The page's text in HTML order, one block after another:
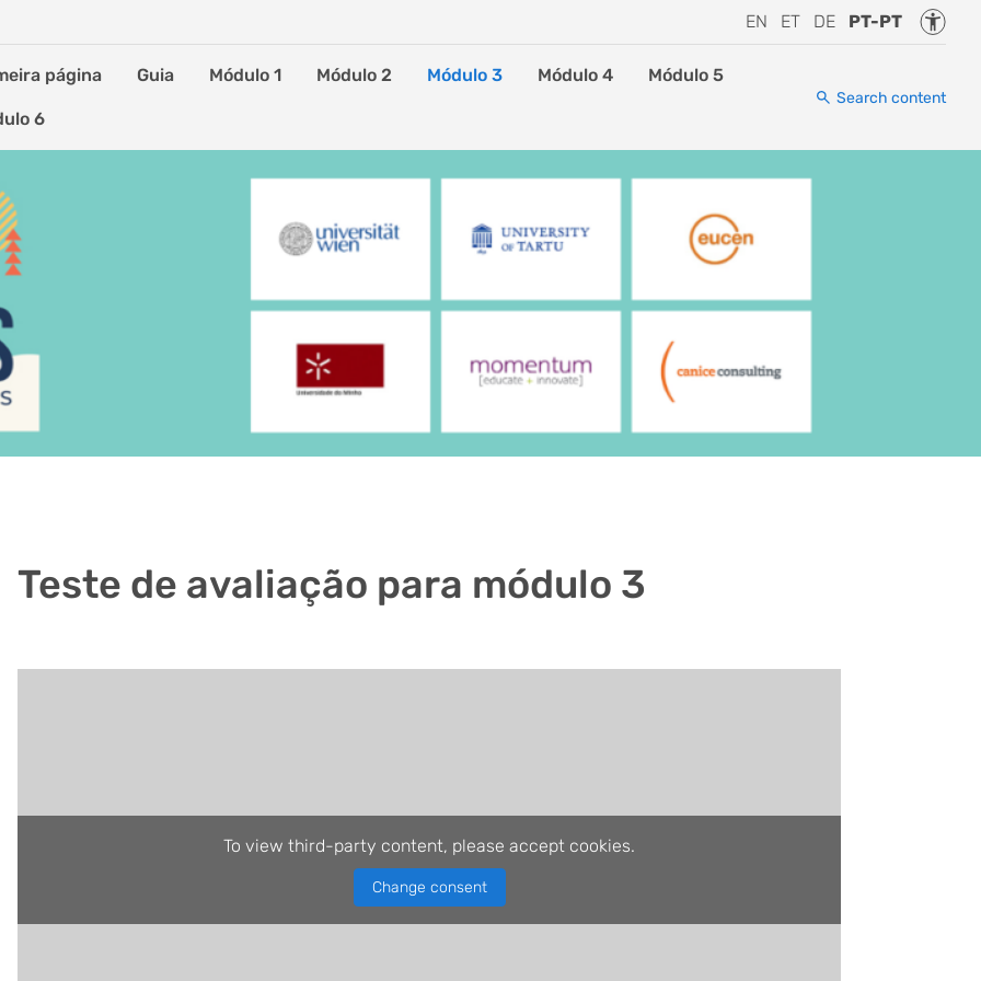
EN ET DE PT-PT
página Guia Módulo 1 Módulo 2 Módulo 3 Módulo 4 Módulo 5
6
Search content
Teste de avaliação para módulo 3
To view third-party content, please accept cookies.
Change consent